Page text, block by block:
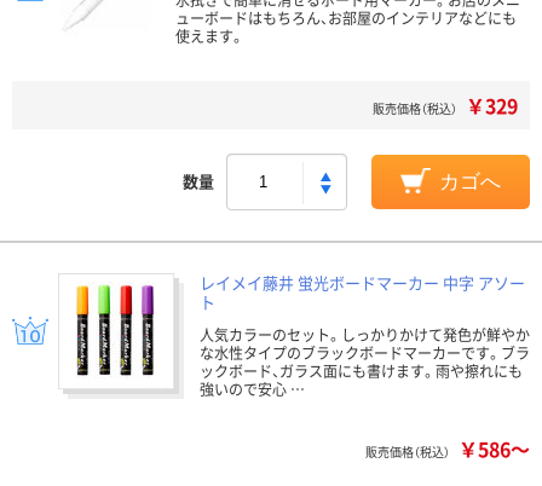
ューボードはもちろん、お部屋のインテリアなどにも
使えます。
販売価格（税込） ￥329
数量 カゴへ
レイメイ藤井 蛍光ボードマーカー 中字 アソー
ト
人気カラーのセット。しっかりかけて発色が鮮やか
な水性タイプのブラックボードマーカーです。ブラ
ックボード、ガラス面にも書けます。雨や擦れにも
強いので安心 …
販売価格（税込） ￥586～